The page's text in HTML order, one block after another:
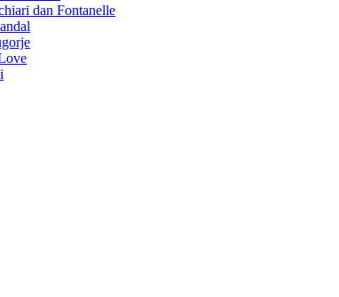
dan Fontanelle